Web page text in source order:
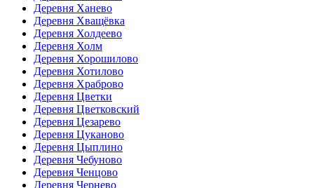
Деревня Ханево
Деревня Хващёвка
Деревня Холдеево
Деревня Холм
Деревня Хорошилово
Деревня Хотилово
Деревня Храброво
Деревня Цветки
Деревня Цветковский
Деревня Цезарево
Деревня Цуканово
Деревня Цыплино
Деревня Чебуново
Деревня Ченцово
Деревня Чернево